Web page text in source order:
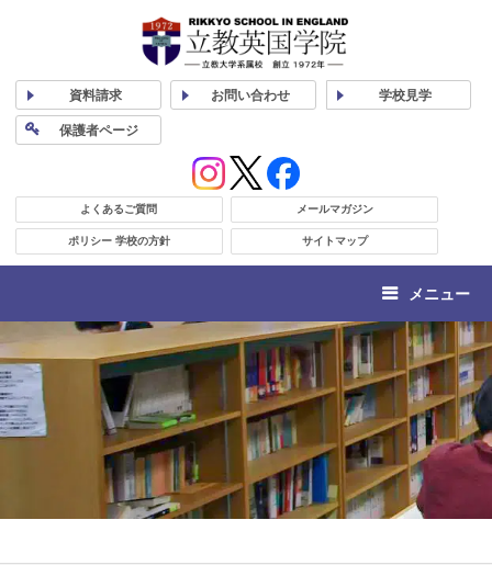
資料請求 お問い合わせ 学校見学
保護者ページ
よくあるご質問 メールマガジン
ポリシー 学校の方針 サイトマップ
メニュー